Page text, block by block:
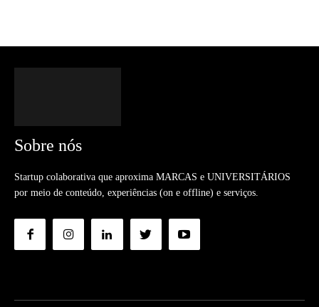
Sobre nós
Startup colaborativa que aproxima MARCAS e UNIVERSITÁRIOS
por meio de conteúdo, experiências (on e offline) e serviços.